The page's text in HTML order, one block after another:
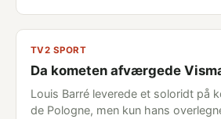
TV2 SPORT
Da kometen afværgede
Louis Barré leverede et soloridt på
de Pologne, men kun hans